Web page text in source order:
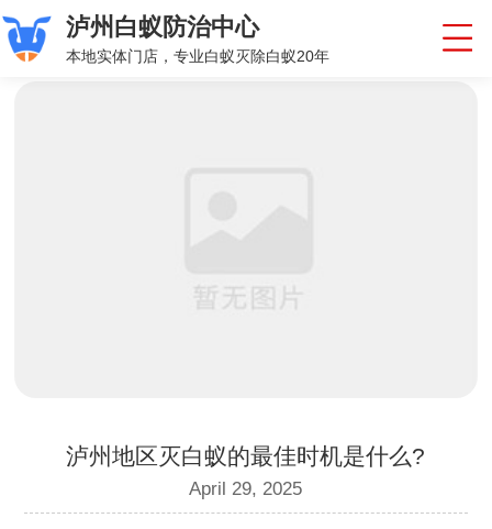
泸州白蚁防治中心
本地实体门店，专业白蚁灭除白蚁20年
泸州地区灭白蚁的最佳时机是什么?
April 29, 2025